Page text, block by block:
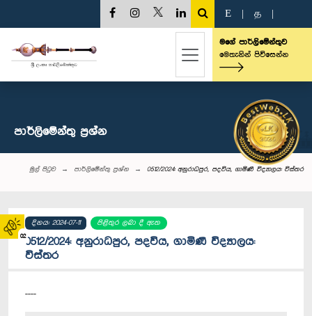
02
E த
මගේ පාර්ලිමේන්තුව
මෙතැනින් පිවිසෙන්න
පාර්ලි‌මේන්තු‌ ප්‍රශ්න
මුල් පිටුව පාර්ලි‌මේන්තු‌ ප්‍රශ්න 0512/2024: අනුරාධපුර, පදවිය, ගාමිණී විද්‍යාලය: විස්තර
දිනය: 2024-07-11 පිළිතුර ලබා දී ඇත
0512/2024: අනුරාධපුර, පදවිය, ගාමිණී විද්‍යාලය:
විස්තර
----